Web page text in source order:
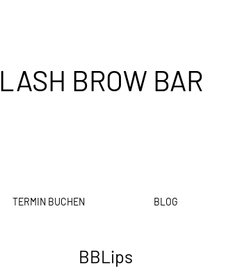
LASH BROW BAR
TERMIN BUCHEN BLOG
BBLips